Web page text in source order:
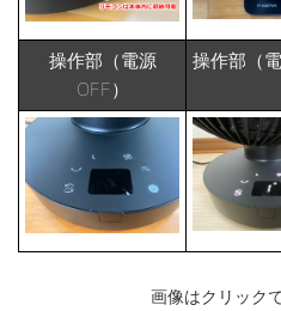
操作部（電源
OFF）
操作部（電
画像はクリック